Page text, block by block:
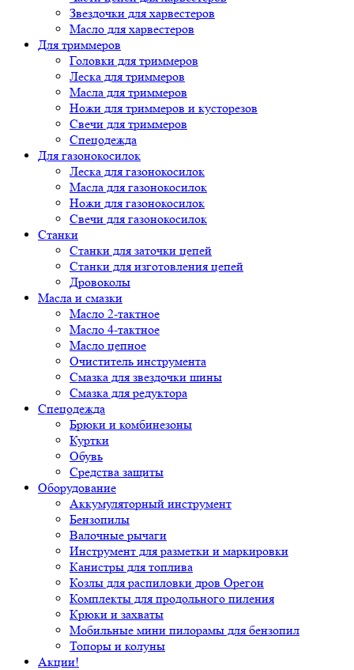
Звездочки для харвестеров
Масло для харвестеров
Для триммеров
Головки для триммеров
Леска для триммеров
Масла для триммеров
Ножи для триммеров и кусторезов
Свечи для триммеров
Спецодежда
Для газонокосилок
Леска для газонокосилок
Масла для газонокосилок
Ножи для газонокосилок
Свечи для газонокосилок
Станки
Cтанки для заточки цепей
Станки для изготовления цепей
Дровоколы
Масла и смазки
Масло 2-тактное
Масло 4-тактное
Масло цепное
Очиститель инструмента
Смазка для звездочки шины
Смазка для редуктора
Спецодежда
Брюки и комбинезоны
Куртки
Обувь
Средства защиты
Оборудование
Аккумуляторный инструмент
Бензопилы
Валочные рычаги
Инструмент для разметки и маркировки
Канистры для топлива
Козлы для распиловки дров Орегон
Комплекты для продольного пиления
Крюки и захваты
Мобильные мини пилорамы для бензопил
Топоры и колуны
Акции!